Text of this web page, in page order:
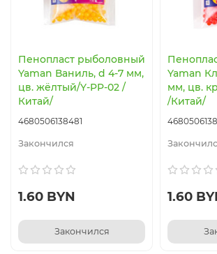
Пенопласт рыболовный
Yaman Ваниль, d 4-7 мм,
цв. жёлтый/Y-PP-02 /
Китай/
4680506138481
Закончился
1.60 BYN
Закончился
Yaman
мм, цв.
/Китай/
1.60